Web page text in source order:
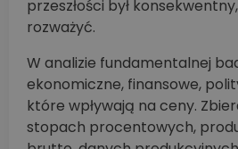
przeszłości był
rozważyć.
W analizie fundamentalnej
ekonomiczne, finansowe,
które wpływają na ceny.
stopach procentowych,